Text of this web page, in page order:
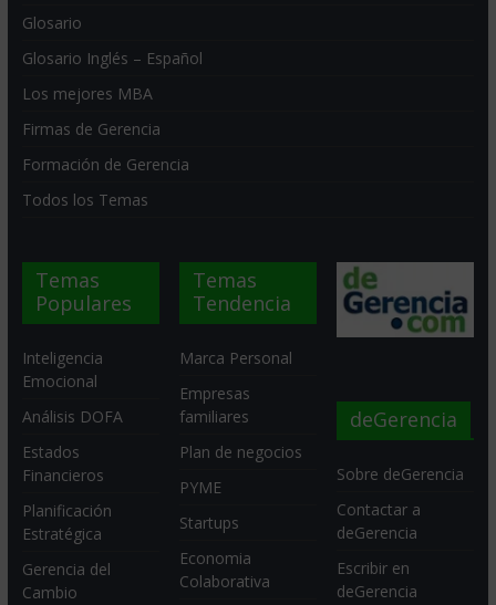
Glosario
Glosario Inglés – Español
Los mejores MBA
Firmas de Gerencia
Formación de Gerencia
Todos los Temas
Temas
Populares
Inteligencia
Emocional
Análisis DOFA
Estados
Financieros
Planificación
Estratégica
Gerencia del
Cambio
Temas
Tendencia
Marca Personal
Empresas
familiares
Plan de negocios
PYME
Startups
Economia
Colaborativa
deGerencia
Sobre deGerencia
Contactar a
deGerencia
Escribir en
deGerencia